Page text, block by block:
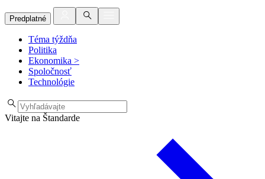
Predplatné
Téma týždňa
Politika
Ekonomika >
Spoločnosť
Technológie
Vitajte na Štandarde